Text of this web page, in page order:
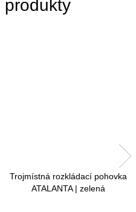
Trojmístná rozkládací pohovka
ATALANTA | zelená